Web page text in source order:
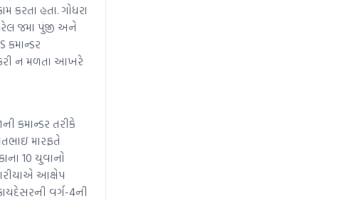
હતા. ગોધરા
જમા પુંજી અને
કમાન્ડર
ન મળતા આખરે
કમાન્ડર તરીકે
મારફતે
10 યુવાનો
આક્ષેપ
વર્ગ-4ની